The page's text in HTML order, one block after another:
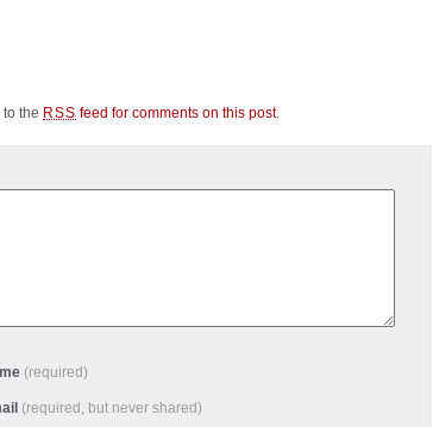
the RSS feed for comments on this post.
(required)
(required, but never shared)